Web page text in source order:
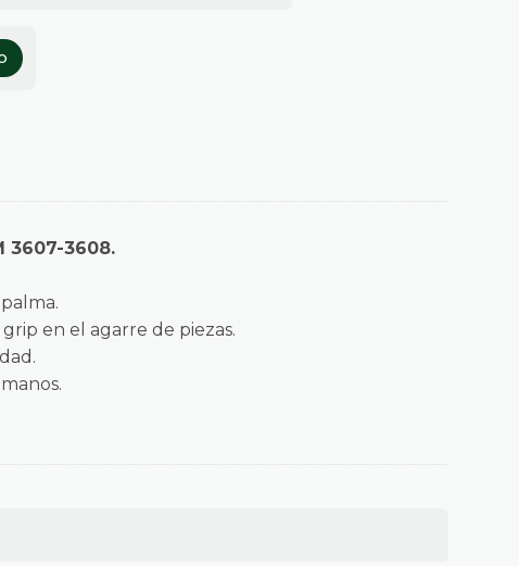
3607-3608.
en el agarre de piezas.